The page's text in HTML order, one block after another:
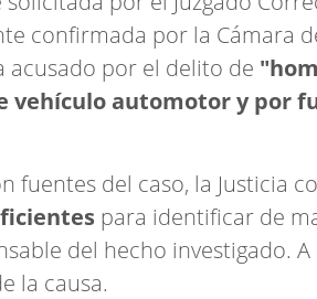
confirmada por la Cámara
acusado por el delito de
vehículo automotor y por
fuentes del caso, la Justicia
para identificar de
del hecho investigado.
la causa.